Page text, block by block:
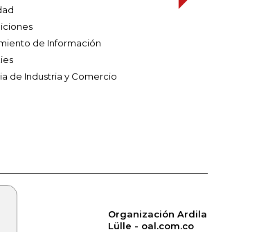
de Información
de Industria y Comercio
Organización Ardila
Lülle - oal.com.co